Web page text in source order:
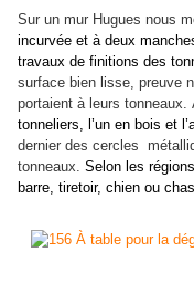
Sur un mur Hugues nous
incurvée et à deux
travaux de finitions des
surface bien lisse, preuve
portaient à leurs tonneaux.
tonneliers, l’un en bois et
dernier des cercles
tonneaux. Selon les
barre, tiretoir, chien ou